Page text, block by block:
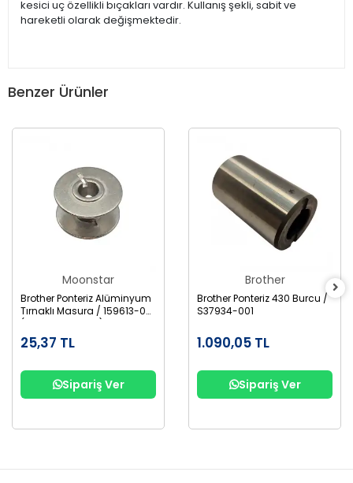
kesici uç özellikli bıçakları vardır. Kullanış şekli, sabit ve
hareketli olarak değişmektedir.
Benzer Ürünler
Moonstar
Brother Ponteriz Alüminyum
Tırnaklı Masura / 159613-001
(B1827-280-000)
25,37 TL
Sipariş Ver
Brother
Brother Ponteriz 430 Burcu /
S37934-001
1.090,05 TL
Sipariş Ver